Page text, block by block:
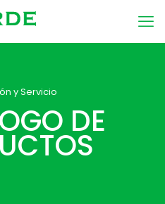
y Servicio
DE